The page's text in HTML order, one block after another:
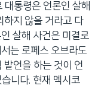
대통령은 언론인 살해
하지 않을 거라고 다
살해 사건은 미결로
는 로페스 오브라도
발언을 하는 것이 언
니다. 현재 멕시코